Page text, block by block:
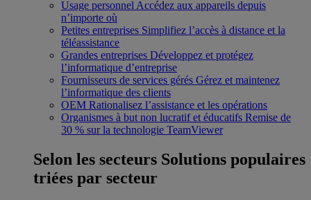
Usage personnel Accédez aux appareils depuis
n’importe où
Petites entreprises Simplifiez l’accès à distance et la
téléassistance
Grandes entreprises Développez et protégez
l’informatique d’entreprise
Fournisseurs de services gérés Gérez et maintenez
l’informatique des clients
OEM Rationalisez l’assistance et les opérations
Organismes à but non lucratif et éducatifs Remise de
30 % sur la technologie TeamViewer
Selon les secteurs Solutions populaires
triées par secteur